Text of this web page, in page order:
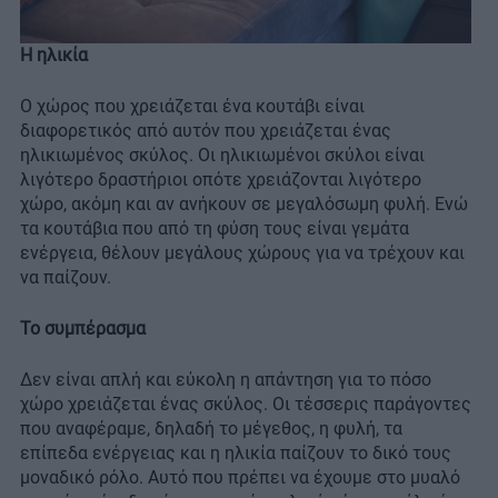
Η ηλικία
Ο χώρος που χρειάζεται ένα κουτάβι είναι
διαφορετικός από αυτόν που χρειάζεται ένας
ηλικιωμένος σκύλος. Οι ηλικιωμένοι σκύλοι είναι
λιγότερο δραστήριοι οπότε χρειάζονται λιγότερο
χώρο, ακόμη και αν ανήκουν σε μεγαλόσωμη φυλή. Ενώ
τα κουτάβια που από τη φύση τους είναι γεμάτα
ενέργεια, θέλουν μεγάλους χώρους για να τρέχουν και
να παίζουν.
Το συμπέρασμα
Δεν είναι απλή και εύκολη η απάντηση για το πόσο
χώρο χρειάζεται ένας σκύλος. Οι τέσσερις παράγοντες
που αναφέραμε, δηλαδή το μέγεθος, η φυλή, τα
επίπεδα ενέργειας και η ηλικία παίζουν το δικό τους
μοναδικό ρόλο. Αυτό που πρέπει να έχουμε στο μυαλό